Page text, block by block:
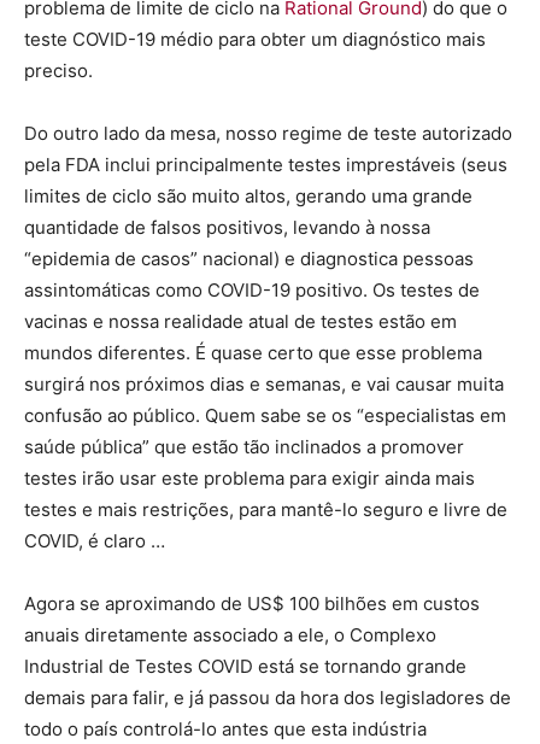
problema de limite de ciclo na Rational Ground) do que o
teste COVID-19 médio para obter um diagnóstico mais
preciso.
Do outro lado da mesa, nosso regime de teste autorizado
pela FDA inclui principalmente testes imprestáveis (seus
limites de ciclo são muito altos, gerando uma grande
quantidade de falsos positivos, levando à nossa
“epidemia de casos” nacional) e diagnostica pessoas
assintomáticas como COVID-19 positivo. Os testes de
vacinas e nossa realidade atual de testes estão em
mundos diferentes. É quase certo que esse problema
surgirá nos próximos dias e semanas, e vai causar muita
confusão ao público. Quem sabe se os “especialistas em
saúde pública” que estão tão inclinados a promover
testes irão usar este problema para exigir ainda mais
testes e mais restrições, para mantê-lo seguro e livre de
COVID, é claro …
Agora se aproximando de US$ 100 bilhões em custos
anuais diretamente associado a ele, o Complexo
Industrial de Testes COVID está se tornando grande
demais para falir, e já passou da hora dos legisladores de
todo o país controlá-lo antes que esta indústria